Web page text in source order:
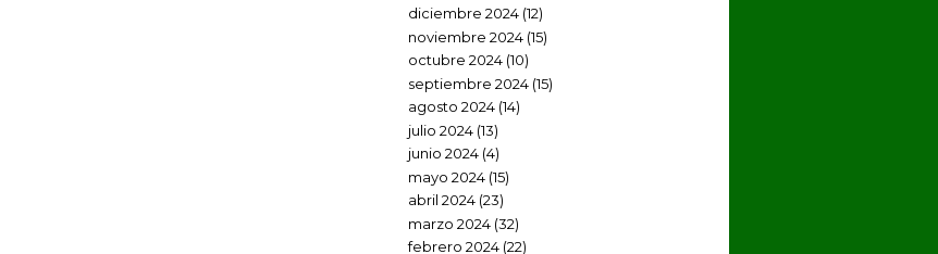
diciembre 2024 (12)
noviembre 2024 (15)
octubre 2024 (10)
septiembre 2024 (15)
agosto 2024 (14)
julio 2024 (13)
junio 2024 (4)
mayo 2024 (15)
abril 2024 (23)
marzo 2024 (32)
febrero 2024 (22)